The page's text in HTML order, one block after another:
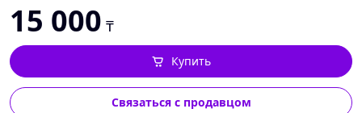
15 000 ₸
Купить
Связаться с продавцом